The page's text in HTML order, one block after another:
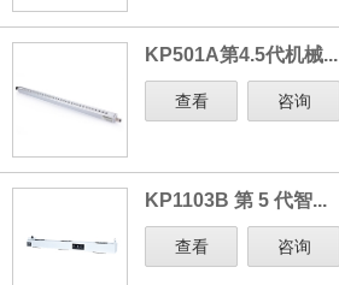
KP501A第4.5代机械...
查看 咨询
KP1103B 第 5 代智...
查看 咨询